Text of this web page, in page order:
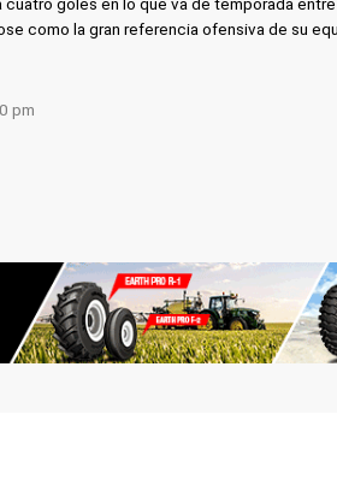
goles en lo que va de temporada entre
como la gran referencia ofensiva de su
pm